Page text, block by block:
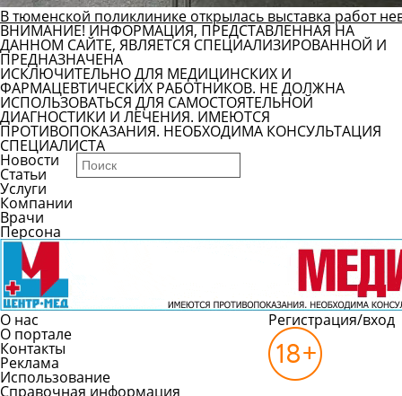
В тюменской поликлинике открылась выставка работ
ВНИМАНИЕ! ИНФОРМАЦИЯ, ПРЕДСТАВЛЕННАЯ НА
ДАННОМ САЙТЕ, ЯВЛЯЕТСЯ СПЕЦИАЛИЗИРОВАННОЙ И
ПРЕДНАЗНАЧЕНА
ИСКЛЮЧИТЕЛЬНО ДЛЯ МЕДИЦИНСКИХ И
ФАРМАЦЕВТИЧЕСКИХ РАБОТНИКОВ. НЕ ДОЛЖНА
ИСПОЛЬЗОВАТЬСЯ ДЛЯ САМОСТОЯТЕЛЬНОЙ
ДИАГНОСТИКИ И ЛЕЧЕНИЯ. ИМЕЮТСЯ
ПРОТИВОПОКАЗАНИЯ. НЕОБХОДИМА КОНСУЛЬТАЦИЯ
СПЕЦИАЛИСТА
Новости
Статьи
Услуги
Компании
Врачи
Персона
О нас
О портале
Контакты
Реклама
Использование
Справочная информация
Регистрация/вход